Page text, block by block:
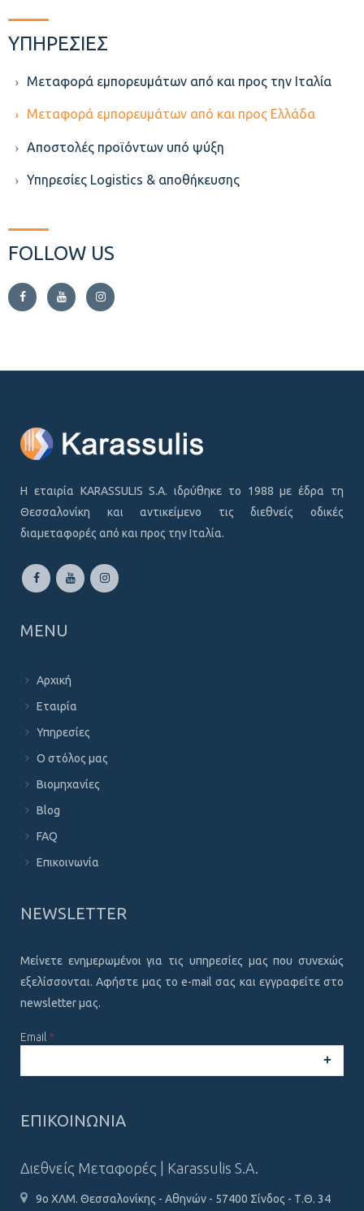
ΥΠΗΡΕΣΙΕΣ
Μεταφορά εμπορευμάτων από και προς την Ιταλία
Μεταφορά εμπορευμάτων από και προς Ελλάδα
Aποστολές προϊόντων υπό ψύξη
Υπηρεσίες Logistics & αποθήκευσης
FOLLOW US
Η εταιρία KARASSULIS S.A. ιδρύθηκε το 1988 με έδρα τη
Θεσσαλονίκη και αντικείμενο τις διεθνείς οδικές
διαμεταφορές από και προς την Ιταλία.
MENU
Αρχική
Εταιρία
Υπηρεσίες
Ο στόλος μας
Βιομηχανίες
Blog
FAQ
Επικοινωνία
NEWSLETTER
Μείνετε ενημερωμένοι για τις υπηρεσίες μας που συνεχώς
εξελίσσονται. Αφήστε μας το e-mail σας και εγγραφείτε στο
newsletter μας.
Email *
question is
not you are a
visitor and to
ΕΠΙΚΟΙΝΩΝΙΑ
Διεθνείς Μεταφορές | Karassulis S.A.
9ο ΧΛΜ. Θεσσαλονίκης - Αθηνών - 57400 Σίνδος - Τ.Θ. 34